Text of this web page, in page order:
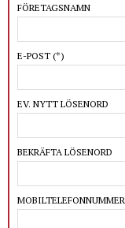
FÖRETAGSNAMN
E-POST (*)
EV. NYTT LÖSENORD
BEKRÄFTA LÖSENORD
MOBILTELEFONNUMMER